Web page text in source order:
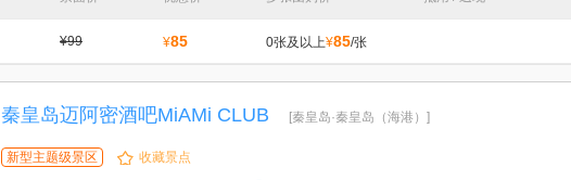
¥99 ¥85 0张及以上¥85/张
秦皇岛迈阿密酒吧MiAMi CLUB [秦皇岛·秦皇岛（海港）]
新型主题级景区 收藏景点